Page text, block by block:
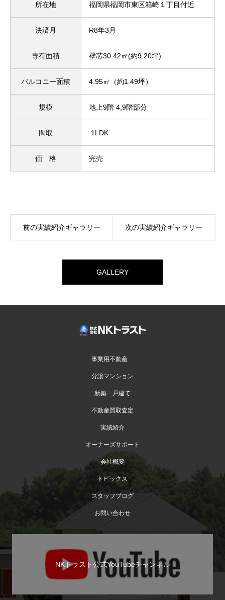
所在地 福岡県福岡市東区箱崎１丁目付近
決済月 R8年3月
専有面積 壁芯30.42㎡(約9.20坪)
バルコニー面積 4.95㎡（約1.49坪）
規模 地上9階 4,9階部分
間取 1LDK
価 格 完売
前の実績紹介ギャラリー 次の実績紹介ギャラリー
GALLERY
事業用不動産
分譲マンション
新築一戸建て
不動産買取査定
実績紹介
オーナーズサポート
会社概要
トピックス
スタッフブログ
お問い合わせ
NKトラスト公式YouTubeチャンネル